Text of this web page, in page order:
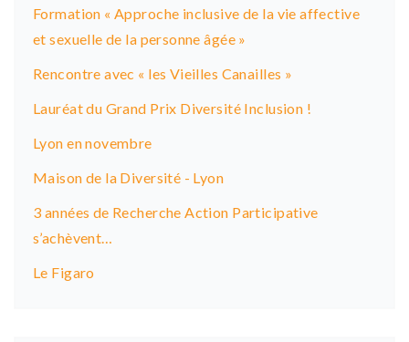
Formation « Approche inclusive de la vie affective
et sexuelle de la personne âgée »
Rencontre avec « les Vieilles Canailles »
Lauréat du Grand Prix Diversité Inclusion !
Lyon en novembre
Maison de la Diversité - Lyon
3 années de Recherche Action Participative
s’achèvent…
Le Figaro